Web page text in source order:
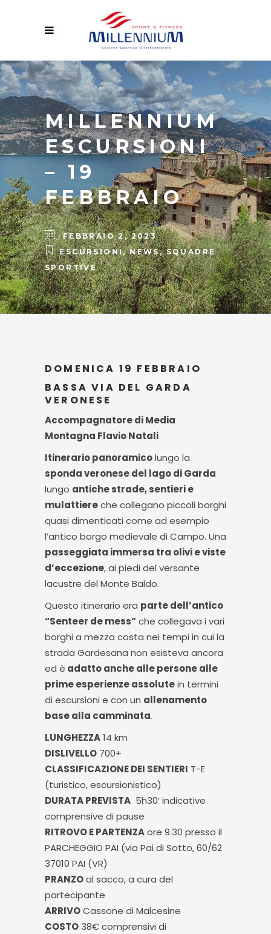
MILLENNIUM
ESCURSIONI
– 19
FEBBRAIO
FEBBRAIO 2, 2023
ESCURSIONI,NEWS,SQUADRE
SPORTIVE
DOMENICA 19 FEBBRAIO
BASSA VIA DEL GARDA
VERONESE
Accompagnatore di Media
Montagna Flavio Natali
Itinerario panoramicolungo la
sponda veronese del lago di Garda
lungo antiche strade, sentieri e
mulattiereche collegano piccoli borghi
quasi dimenticati come ad esempio
l’antico borgo medievale di Campo. Una
passeggiata immersa tra olivi e viste
d’eccezione, ai piedi del versante
lacustre del Monte Baldo.
Questo itinerario era parte dell’antico
“Senteer de mess”che collegava i vari
borghi a mezza costa nei tempi in cui la
strada Gardesana non esisteva ancora
ed è adatto anche alle persone alle
prime esperienze assolutein termini
di escursioni e con un allenamento
base alla camminata.
LUNGHEZZA14 km
DISLIVELLO 700+
CLASSIFICAZIONE DEI SENTIERI T-E
(turistico, escursionistico)
DURATA PREVISTA 5h30′ indicative
comprensive di pause
RITROVO E PARTENZAore 9.30 presso il
PARCHEGGIO PAI (via Pai di Sotto, 60/62
37010 PAI (VR)
PRANZOal sacco, a cura del
partecipante
ARRIVOCassone di Malcesine
COSTO38€ comprensivi di